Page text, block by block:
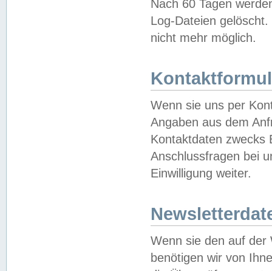
Nach 60 Tagen
Log-Dateien
nicht mehr möglich.
Wenn sie uns per
Angaben aus dem
Kontaktdaten zwecks
Anschlussfragen bei
Einwilligung weiter.
Wenn sie den auf der
benötigen wir von